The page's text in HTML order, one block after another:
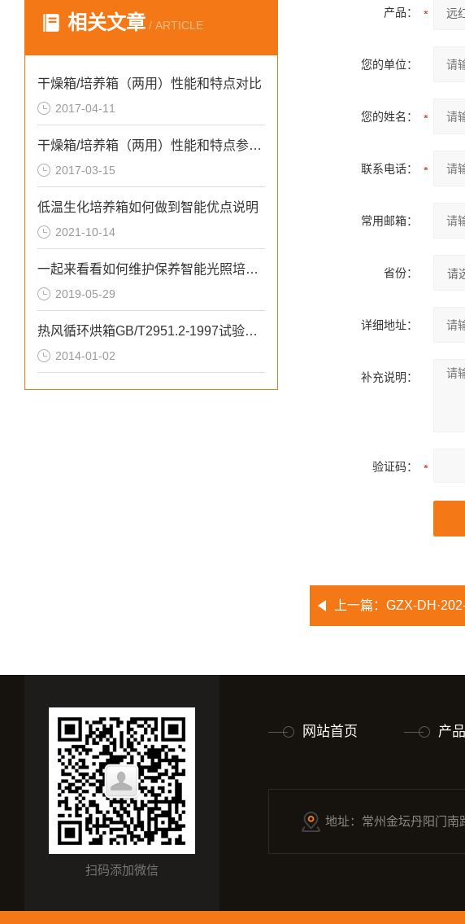
相关文章 / ARTICLE
干燥箱/培养箱（两用）性能和特点对比
2017-04-11
干燥箱/培养箱（两用）性能和特点参数介绍
2017-03-15
低温生化培养箱如何做到智能优点说明
2021-10-14
一起来看看如何维护保养智能光照培养箱
2019-05-29
热风循环烘箱GB/T2951.2-1997试验方法
2014-01-02
产品：
您的单位：
您的姓名：
联系电话：
常用邮箱：
省份：
详细地址：
补充说明：
验证码：
上一篇： GZX-
扫码添加微信
网站首页 产
地址：常州金坛丹阳门南